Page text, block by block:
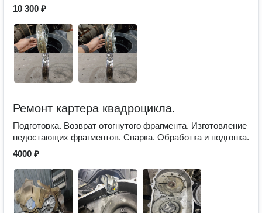
10 300 ₽
Ремонт картера квадроцикла.
Подготовка. Возврат отогнутого фрагмента. Изготовление
недостающих фрагментов. Сварка. Обработка и подгонка.
4000 ₽